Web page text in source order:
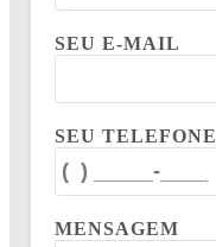
SEU E-MAIL
SEU TELEFONE
MENSAGEM